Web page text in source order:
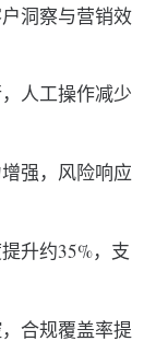
洞察与营销效
人工操作减少
强，风险响应
升约35%，支
合规覆盖率提